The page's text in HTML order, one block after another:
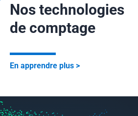
Nos technologies
de comptage
En apprendre plus